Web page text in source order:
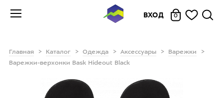
ВХОД 0
Главная Каталог Одежда Аксессуары
Варежки
Варежки-верхонки Bask Hideout Black